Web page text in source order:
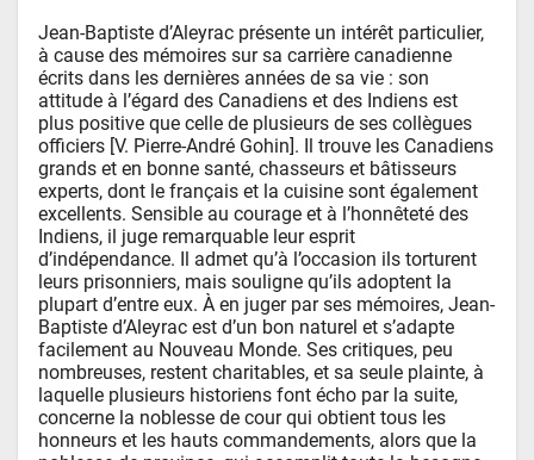
Jean-Baptiste d’Aleyrac présente un intérêt particulier,
à cause des mémoires sur sa carrière canadienne
écrits dans les dernières années de sa vie : son
attitude à l’égard des Canadiens et des Indiens est
plus positive que celle de plusieurs de ses collègues
officiers [V. Pierre-André Gohin]. Il trouve les Canadiens
grands et en bonne santé, chasseurs et bâtisseurs
experts, dont le français et la cuisine sont également
excellents. Sensible au courage et à l’honnêteté des
Indiens, il juge remarquable leur esprit
d’indépendance. Il admet qu’à l’occasion ils torturent
leurs prisonniers, mais souligne qu’ils adoptent la
plupart d’entre eux. À en juger par ses mémoires, Jean-
Baptiste d’Aleyrac est d’un bon naturel et s’adapte
facilement au Nouveau Monde. Ses critiques, peu
nombreuses, restent charitables, et sa seule plainte, à
laquelle plusieurs historiens font écho par la suite,
concerne la noblesse de cour qui obtient tous les
honneurs et les hauts commandements, alors que la